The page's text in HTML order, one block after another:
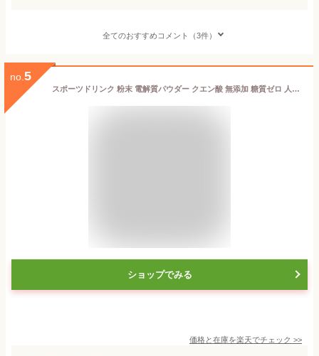
全てのおすすめコメント（3件）
no. 5
スポーツドリンク 粉末 電解質パウダー クエン酸 無添加 糖質ゼロ 人工甘味料不使用 10包 ビタミン アクティブブル 個包装 500ml 水筒 スポーツ飲料 熱中症対策 運動 部活 送料無料
ショップでみる
価格と在庫を楽天でチェック >>